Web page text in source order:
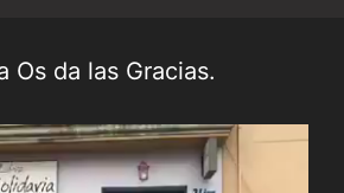
Os da las Gracias.